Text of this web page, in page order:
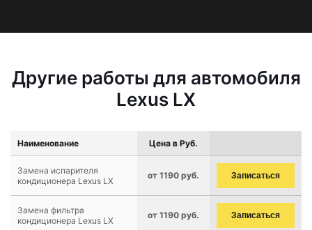
Другие работы для автомобиля
Lexus LX
Наименование Цена в Руб.
Замена испарителя
кондиционера Lexus LX
от 1190 руб. Записаться
Замена фильтра
кондиционера Lexus LX
от 1190 руб. Записаться